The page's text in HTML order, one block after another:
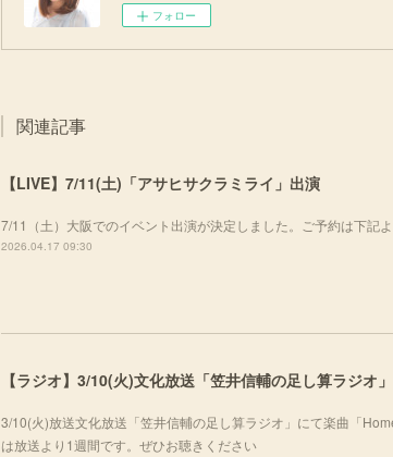
フォロー
関連記事
【LIVE】7/11(土)「アサヒサクラミライ」出演
7/11（土）大阪でのイベント出演が決定しました。ご予約は下記よ
2026.04.17 09:30
【ラジオ】3/10(火)文化放送「笠井信輔の足し算ラジオ
3/10(火)放送文化放送「笠井信輔の足し算ラジオ」にて楽曲「
は放送より1週間です。ぜひお聴きください